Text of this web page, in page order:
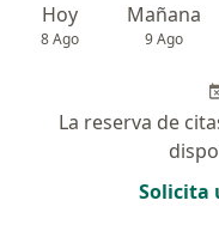
Hoy
8 Ago
Mañana
9 Ago
La reserva de
Solicita